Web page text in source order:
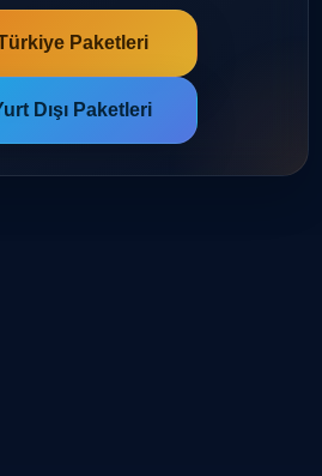
Paketleri
Dışı Paketleri